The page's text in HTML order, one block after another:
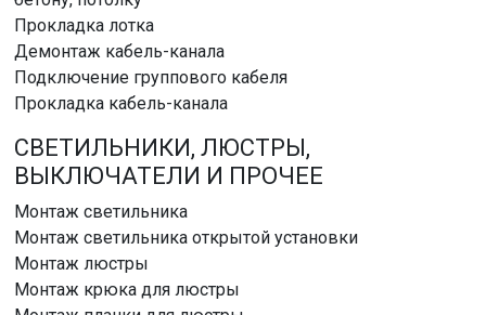
Прокладка лотка
Демонтаж кабель-канала
Подключение группового кабеля
Прокладка кабель-канала
СВЕТИЛЬНИКИ, ЛЮСТРЫ,
ВЫКЛЮЧАТЕЛИ И ПРОЧЕЕ
Монтаж светильника
Монтаж светильника открытой установки
Монтаж люстры
Монтаж крюка для люстры